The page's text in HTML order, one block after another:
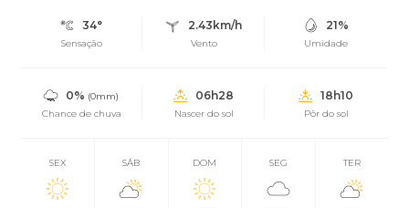
34°
Sensação
2.43km/h
Vento
21%
Umidade
0% (0mm)
Chance de chuva
06h28
Nascer do sol
18h10
Pôr do sol
SEX SÁB DOM SEG TER